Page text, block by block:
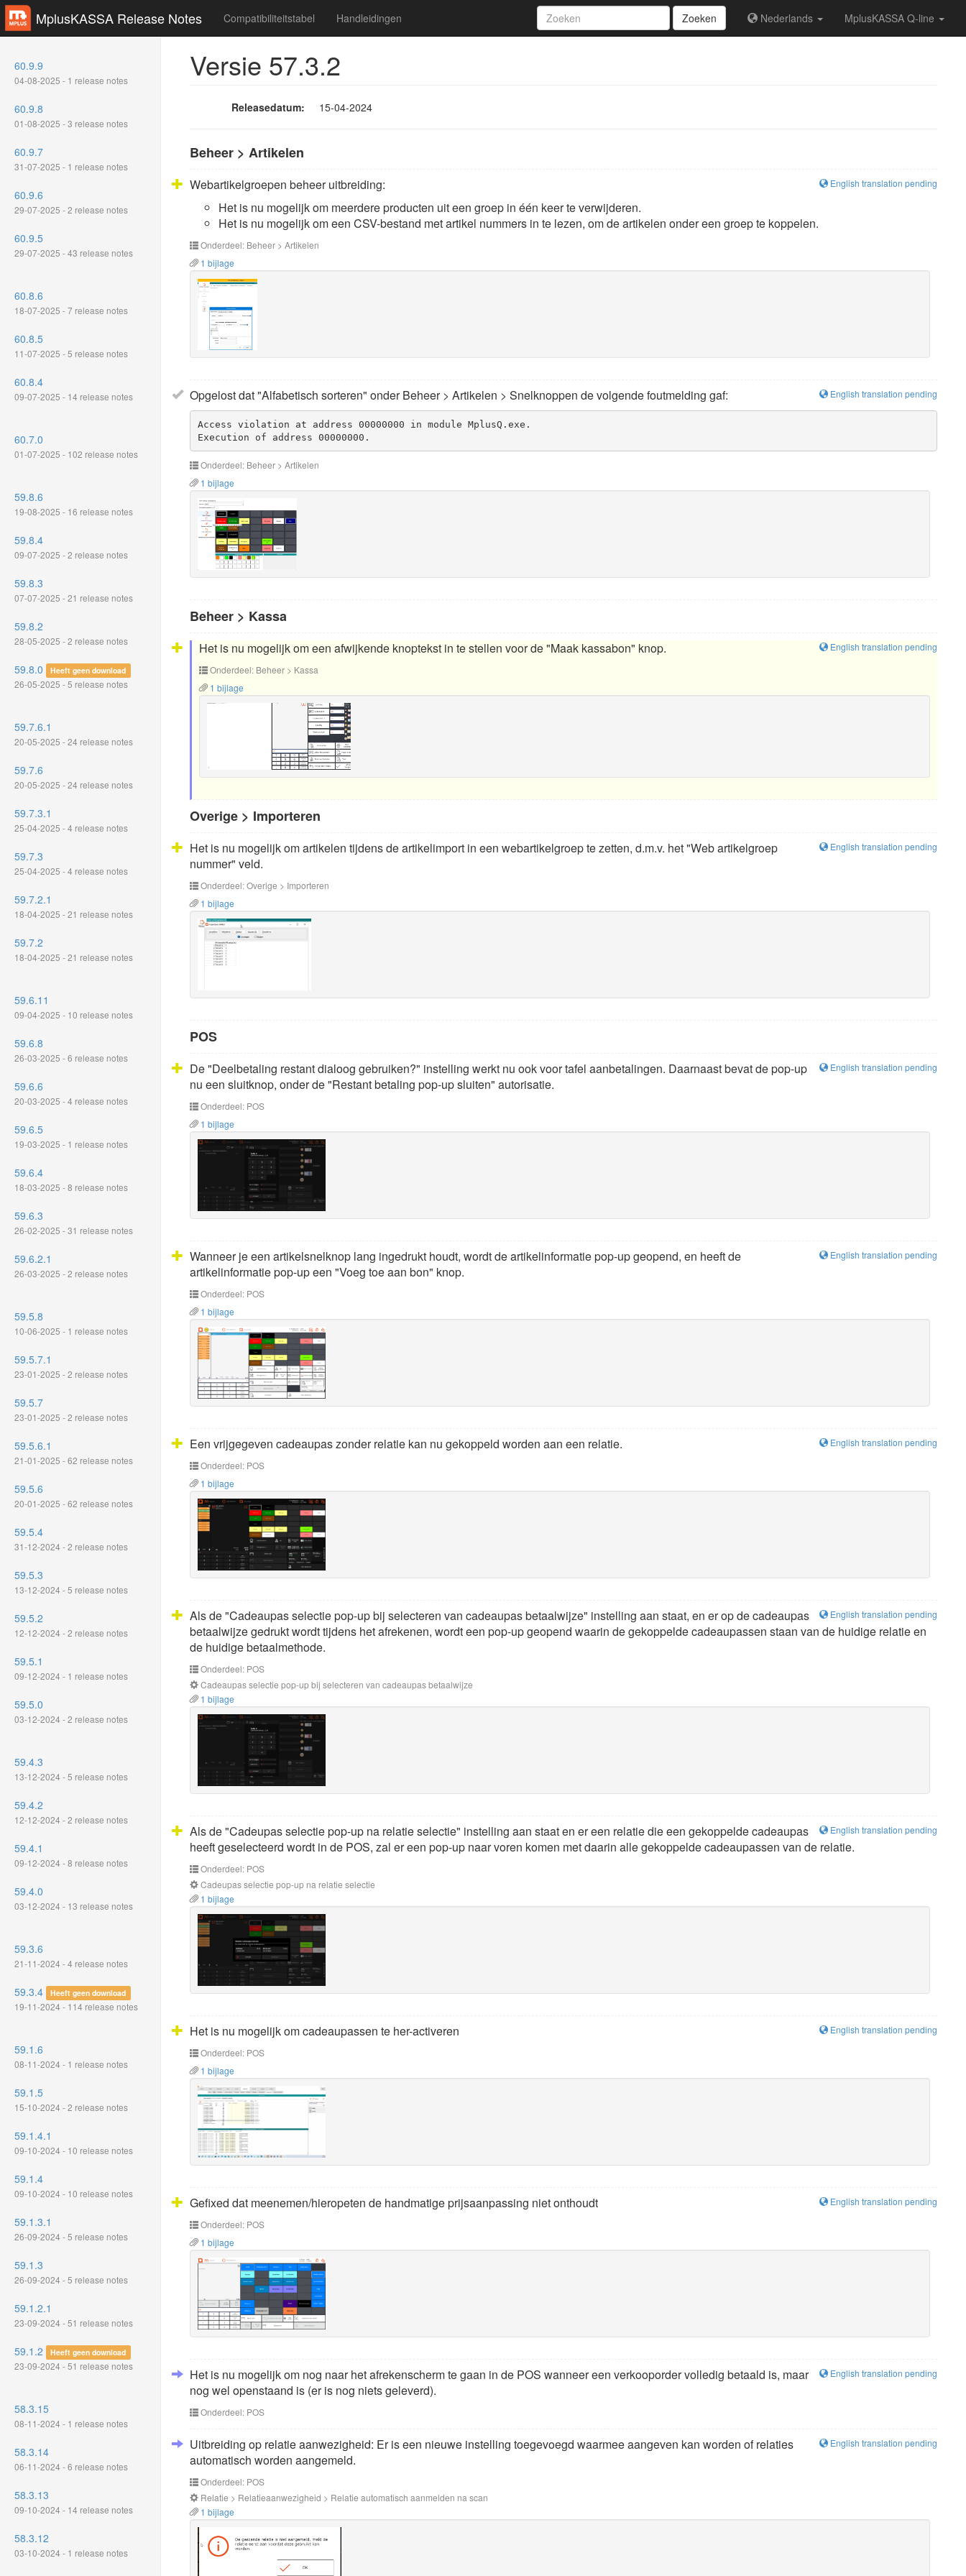
MplusKASSA Release Notes Zoeken Nederlands MplusKASSA Q-line
Compatibiliteitstabel Handleidingen
60.9.9
04-08-2025 - 1 release notes
60.9.8
01-08-2025 - 3 release notes
60.9.7
31-07-2025 - 1 release notes
60.9.6
29-07-2025 - 2 release notes
60.9.5
29-07-2025 - 43 release notes
60.8.6
18-07-2025 - 7 release notes
60.8.5
11-07-2025 - 5 release notes
60.8.4
09-07-2025 - 14 release notes
60.7.0
01-07-2025 - 102 release notes
59.8.6
19-08-2025 - 16 release notes
59.8.4
09-07-2025 - 2 release notes
59.8.3
07-07-2025 - 21 release notes
59.8.2
28-05-2025 - 2 release notes
59.8.0 Heeft geen download
26-05-2025 - 5 release notes
59.7.6.1
20-05-2025 - 24 release notes
59.7.6
20-05-2025 - 24 release notes
59.7.3.1
25-04-2025 - 4 release notes
59.7.3
25-04-2025 - 4 release notes
59.7.2.1
18-04-2025 - 21 release notes
59.7.2
18-04-2025 - 21 release notes
59.6.11
09-04-2025 - 10 release notes
59.6.8
26-03-2025 - 6 release notes
59.6.6
20-03-2025 - 4 release notes
59.6.5
19-03-2025 - 1 release notes
59.6.4
18-03-2025 - 8 release notes
59.6.3
26-02-2025 - 31 release notes
59.6.2.1
26-03-2025 - 2 release notes
59.5.8
10-06-2025 - 1 release notes
59.5.7.1
23-01-2025 - 2 release notes
59.5.7
23-01-2025 - 2 release notes
59.5.6.1
21-01-2025 - 62 release notes
59.5.6
20-01-2025 - 62 release notes
59.5.4
31-12-2024 - 2 release notes
59.5.3
13-12-2024 - 5 release notes
59.5.2
12-12-2024 - 2 release notes
59.5.1
09-12-2024 - 1 release notes
59.5.0
03-12-2024 - 2 release notes
59.4.3
13-12-2024 - 5 release notes
59.4.2
12-12-2024 - 2 release notes
59.4.1
09-12-2024 - 8 release notes
59.4.0
03-12-2024 - 13 release notes
59.3.6
21-11-2024 - 4 release notes
59.3.4 Heeft geen download
19-11-2024 - 114 release notes
59.1.6
08-11-2024 - 1 release notes
59.1.5
15-10-2024 - 2 release notes
59.1.4.1
09-10-2024 - 10 release notes
59.1.4
09-10-2024 - 10 release notes
59.1.3.1
26-09-2024 - 5 release notes
59.1.3
26-09-2024 - 5 release notes
59.1.2.1
23-09-2024 - 51 release notes
59.1.2 Heeft geen download
23-09-2024 - 51 release notes
58.3.15
08-11-2024 - 1 release notes
58.3.14
06-11-2024 - 6 release notes
58.3.13
09-10-2024 - 14 release notes
58.3.12
03-10-2024 - 1 release notes
Versie 57.3.2
Releasedatum: 15-04-2024
Beheer > Artikelen
English translation pending
Webartikelgroepen beheer uitbreiding:
Het is nu mogelijk om meerdere producten uit een groep in één keer te verwijderen.
Het is nu mogelijk om een CSV-bestand met artikel nummers in te lezen, om de artikelen onder een groep te koppelen.
Onderdeel: Beheer > Artikelen
1 bijlage
English translation pending
Opgelost dat "Alfabetisch sorteren" onder Beheer > Artikelen > Snelknoppen de volgende foutmelding gaf:
Access violation at address 00000000 in module MplusQ.exe.
Execution of address 00000000.
Onderdeel: Beheer > Artikelen
1 bijlage
Beheer > Kassa
English translation pending
Het is nu mogelijk om een afwijkende knoptekst in te stellen voor de "Maak kassabon" knop.
Onderdeel: Beheer > Kassa
1 bijlage
Overige > Importeren
English translation pending
Het is nu mogelijk om artikelen tijdens de artikelimport in een webartikelgroep te zetten, d.m.v. het "Web artikelgroep
nummer" veld.
Onderdeel: Overige > Importeren
1 bijlage
POS
English translation pending
De "Deelbetaling restant dialoog gebruiken?" instelling werkt nu ook voor tafel aanbetalingen. Daarnaast bevat de pop-up
nu een sluitknop, onder de "Restant betaling pop-up sluiten" autorisatie.
Onderdeel: POS
1 bijlage
English translation pending
Wanneer je een artikelsnelknop lang ingedrukt houdt, wordt de artikelinformatie pop-up geopend, en heeft de
artikelinformatie pop-up een "Voeg toe aan bon" knop.
Onderdeel: POS
1 bijlage
English translation pending
Een vrijgegeven cadeaupas zonder relatie kan nu gekoppeld worden aan een relatie.
Onderdeel: POS
1 bijlage
English translation pending
Als de "Cadeaupas selectie pop-up bij selecteren van cadeaupas betaalwijze" instelling aan staat, en er op de cadeaupas
betaalwijze gedrukt wordt tijdens het afrekenen, wordt een pop-up geopend waarin de gekoppelde cadeaupassen staan van de huidige relatie en
de huidige betaalmethode.
Onderdeel: POS
Cadeaupas selectie pop-up bij selecteren van cadeaupas betaalwijze
1 bijlage
English translation pending
Als de "Cadeupas selectie pop-up na relatie selectie" instelling aan staat en er een relatie die een gekoppelde cadeaupas
heeft geselecteerd wordt in de POS, zal er een pop-up naar voren komen met daarin alle gekoppelde cadeaupassen van de relatie.
Onderdeel: POS
Cadeupas selectie pop-up na relatie selectie
1 bijlage
English translation pending
Het is nu mogelijk om cadeaupassen te her-activeren
Onderdeel: POS
1 bijlage
English translation pending
Gefixed dat meenemen/hieropeten de handmatige prijsaanpassing niet onthoudt
Onderdeel: POS
1 bijlage
English translation pending
Het is nu mogelijk om nog naar het afrekenscherm te gaan in de POS wanneer een verkooporder volledig betaald is, maar
nog wel openstaand is (er is nog niets geleverd).
Onderdeel: POS
English translation pending
Uitbreiding op relatie aanwezigheid: Er is een nieuwe instelling toegevoegd waarmee aangeven kan worden of relaties
automatisch worden aangemeld.
Onderdeel: POS
Relatie > Relatieaanwezigheid > Relatie automatisch aanmelden na scan
1 bijlage